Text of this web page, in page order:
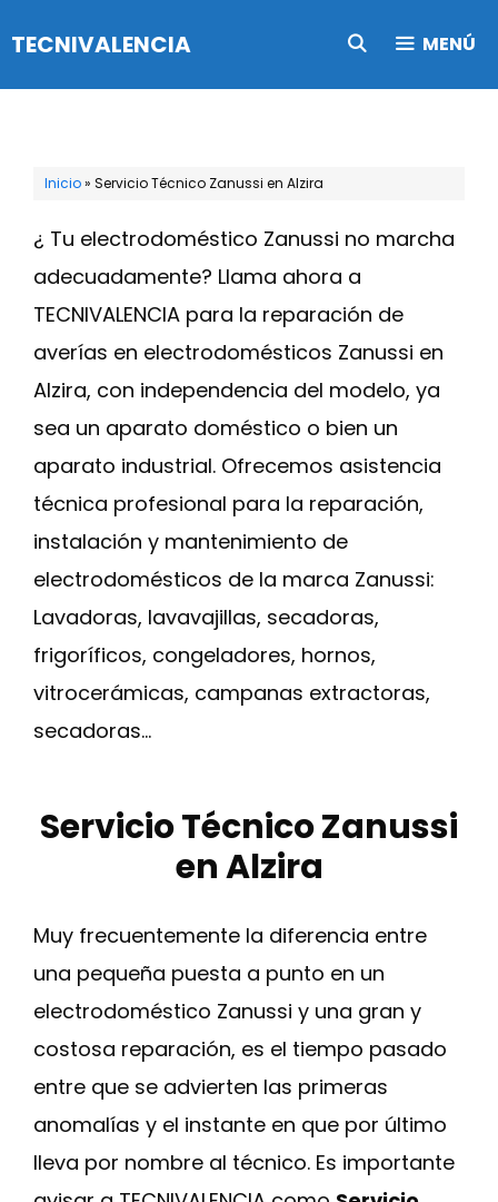
al
contenido
TECNIVALENCIA MENÚ
Inicio» Servicio Técnico Zanussi en Alzira
¿ Tu electrodoméstico Zanussi no marcha
adecuadamente? Llama ahora a
TECNIVALENCIA para la reparación de
averías en electrodomésticos Zanussi en
Alzira, con independencia del modelo, ya
sea un aparato doméstico o bien un
aparato industrial. Ofrecemos asistencia
técnica profesional para la reparación,
instalación y mantenimiento de
electrodomésticos de la marca Zanussi:
Lavadoras, lavavajillas, secadoras,
frigoríficos, congeladores, hornos,
vitrocerámicas, campanas extractoras,
secadoras…
Servicio Técnico Zanussi
en Alzira
Muy frecuentemente la diferencia entre
una pequeña puesta a punto en un
electrodoméstico Zanussi y una gran y
costosa reparación, es el tiempo pasado
entre que se advierten las primeras
anomalías y el instante en que por último
lleva por nombre al técnico. Es importante